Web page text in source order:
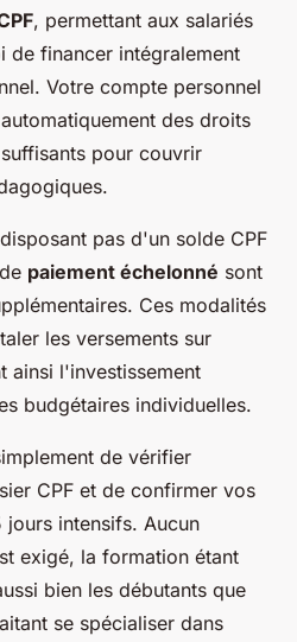
, permettant aux salariés
de financer intégralement
Votre compte personnel
des droits
pour couvrir
pas d'un solde CPF
paiement échelonné sont
Ces modalités
les versements sur
ainsi l'investissement
budgétaires individuelles.
de vérifier
CPF et de confirmer vos
intensifs. Aucun
exigé, la formation étant
bien les débutants que
se spécialiser dans